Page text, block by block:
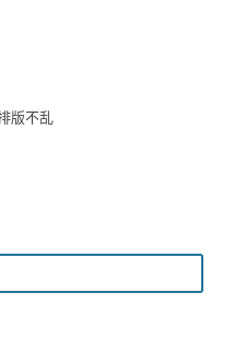
版不乱